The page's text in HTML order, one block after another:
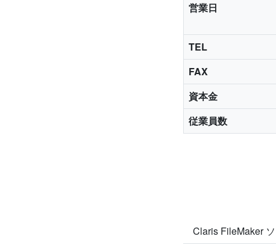
営業日
TEL
FAX
資本金
従業員数
Claris FileMaker